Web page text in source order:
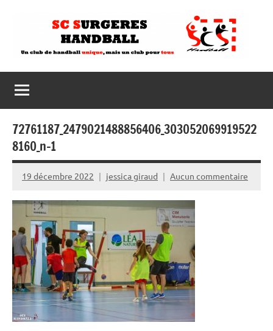
72761187_2479021488856406_303052069919522
8160_n-1
19 décembre 2022 jessica giraud Aucun commentaire